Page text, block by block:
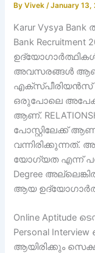
ByVivek/January 13,
Karur Vysya
Bank
അവസരങ്ങൾ ആണ്
എക്സ്പീരിയൻസ്
ഒരുപോലെ
ആണ്.
പോസ്റ്റിലേക്ക്
വന്നിരിക്കുന്നത്.
യോഗ്യത എന്ന്
Degree
ആയ
Online Aptitude
Personal
ആയിരിക്കും